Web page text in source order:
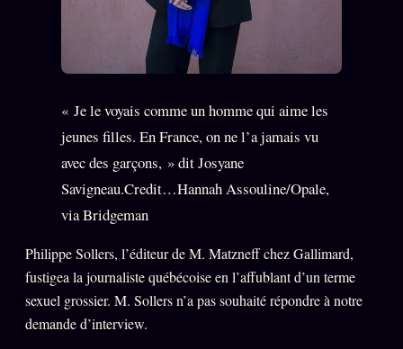
« Je le voyais comme un homme qui aime les
jeunes filles. En France, on ne l’a jamais vu
avec des garçons, » dit Josyane
Savigneau.Credit…Hannah Assouline/Opale,
via Bridgeman
Philippe Sollers, l’éditeur de M. Matzneff chez Gallimard,
fustigea la journaliste québécoise en l’affublant d’un terme
sexuel grossier. M. Sollers n’a pas souhaité répondre à notre
demande d’interview.